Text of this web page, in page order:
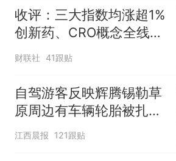
收评：三大指数均涨超1%
创新药、CRO概念全线走
强
财联社 41跟贴
自驾游客反映辉腾锡勒草
原周边有车辆轮胎被扎，
修理店铺换胎价格高达千
江西晨报 121跟贴